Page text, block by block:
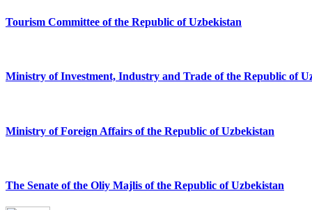
Tourism Committee of the Republic of Uzbekistan
Ministry of Investment, Industry and Trade of the Republic of
Ministry of Foreign Affairs of the Republic of Uzbekistan
The Senate of the Oliy Majlis of the Republic of Uzbekistan